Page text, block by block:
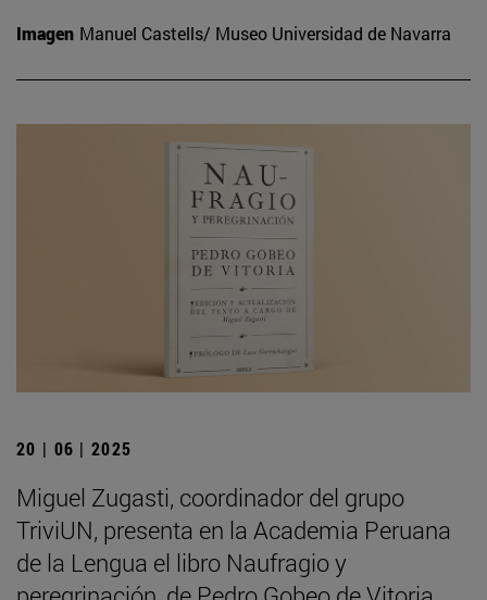
Imagen Manuel Castells/ Museo Universidad de Navarra
20 | 06 | 2025
Miguel Zugasti, coordinador del grupo
TriviUN, presenta en la Academia Peruana
de la Lengua el libro Naufragio y